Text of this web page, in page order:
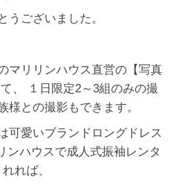
うございました。
マリリンハウス直営の【写真
、 １日限定2～3組のみの撮
様との撮影もできます。
可愛いブランドロングドレス
ンハウスで成人式振袖レンタ
れば、